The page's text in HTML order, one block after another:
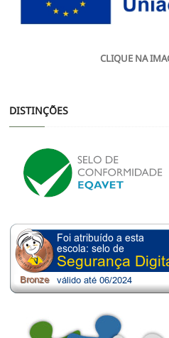
CLIQUE NA
DISTINÇÕES